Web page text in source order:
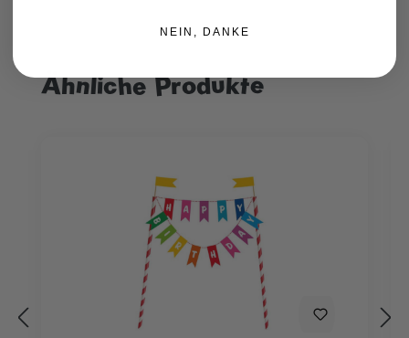
Produktgalerie überspringen
Ähnliche Produkte
NEIN, DANKE